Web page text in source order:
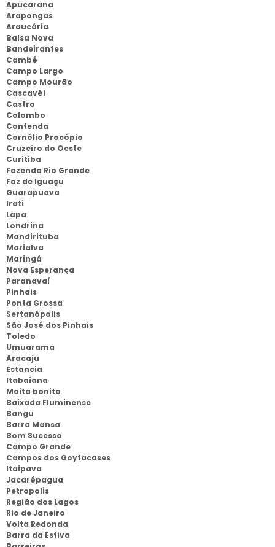
Apucarana
Arapongas
Araucária
Balsa Nova
Bandeirantes
Cambé
Campo Largo
Campo Mourão
Cascavél
Castro
Colombo
Contenda
Cornélio Procópio
Cruzeiro do Oeste
Curitiba
Fazenda Rio Grande
Foz de Iguaçu
Guarapuava
Irati
Lapa
Londrina
Mandirituba
Marialva
Maringá
Nova Esperança
Paranavaí
Pinhais
Ponta Grossa
Sertanópolis
São José dos Pinhais
Toledo
Umuarama
Aracaju
Estancia
Itabaiana
Moita bonita
Baixada Fluminense
Bangu
Barra Mansa
Bom Sucesso
Campo Grande
Campos dos Goytacases
Itaipava
Jacarépagua
Petropolis
Região dos Lagos
Rio de Janeiro
Volta Redonda
Barra da Estiva